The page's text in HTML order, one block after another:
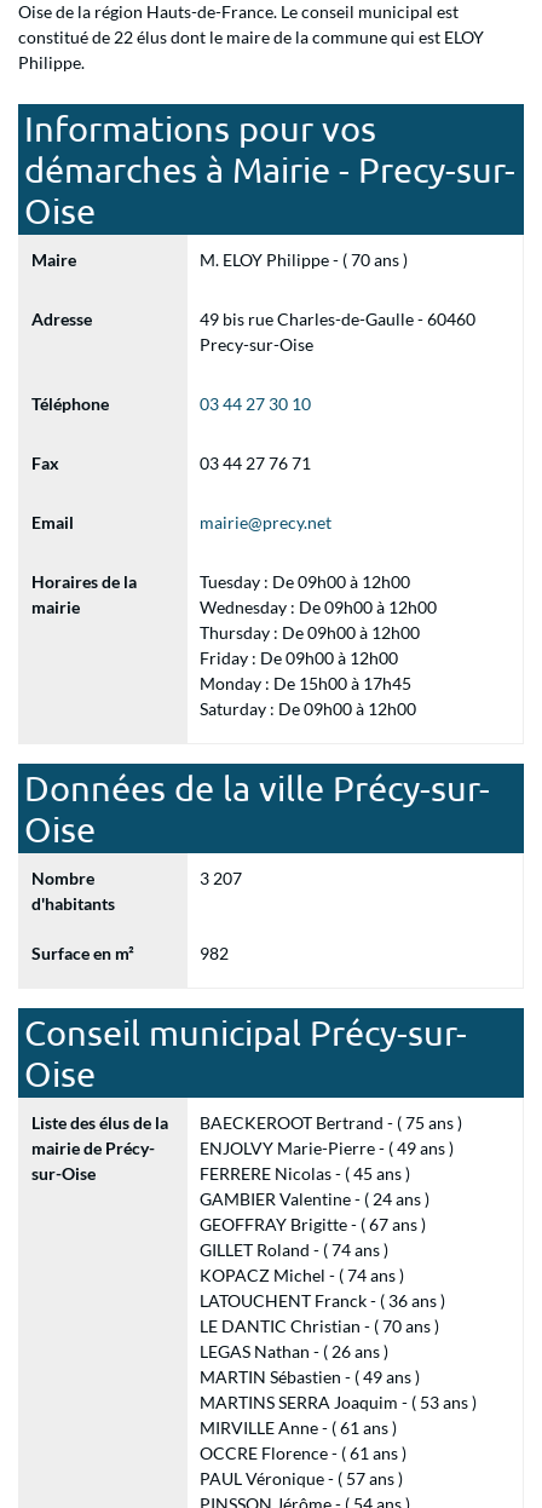
Oise de la région Hauts-de-France. Le conseil municipal est
constitué de 22 élus dont le maire de la commune qui est ELOY
Philippe.
Informations pour vos
démarches à Mairie - Precy-sur-
Oise
Maire M. ELOY Philippe - ( 70 ans )
Adresse
49 bis rue Charles-de-Gaulle - 60460
Precy-sur-Oise
Téléphone 03 44 27 30 10
Fax 03 44 27 76 71
Email mairie@precy.net
Horaires de la
mairie
Tuesday : De 09h00 à 12h00
Wednesday : De 09h00 à 12h00
Thursday : De 09h00 à 12h00
Friday : De 09h00 à 12h00
Monday : De 15h00 à 17h45
Saturday : De 09h00 à 12h00
Données de la ville Précy-sur-
Oise
Nombre
d'habitants
3 207
Surface en m² 982
Conseil municipal Précy-sur-
Oise
Liste des élus de la
mairie de Précy-
sur-Oise
BAECKEROOT Bertrand - ( 75 ans )
ENJOLVY Marie-Pierre - ( 49 ans )
FERRERE Nicolas - ( 45 ans )
GAMBIER Valentine - ( 24 ans )
GEOFFRAY Brigitte - ( 67 ans )
GILLET Roland - ( 74 ans )
KOPACZ Michel - ( 74 ans )
LATOUCHENT Franck - ( 36 ans )
LE DANTIC Christian - ( 70 ans )
LEGAS Nathan - ( 26 ans )
MARTIN Sébastien - ( 49 ans )
MARTINS SERRA Joaquim - ( 53 ans )
MIRVILLE Anne - ( 61 ans )
OCCRE Florence - ( 61 ans )
PAUL Véronique - ( 57 ans )
PINSSON Jérôme - ( 54 ans )